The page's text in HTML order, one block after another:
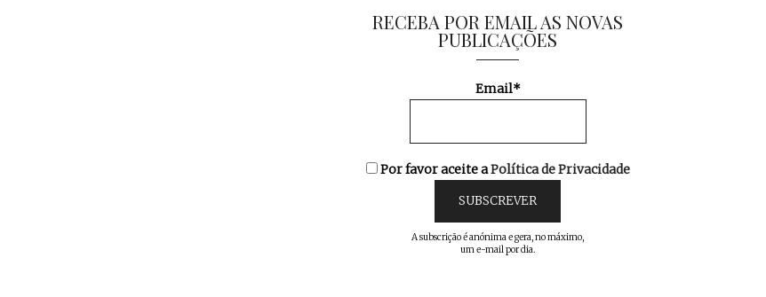
RECEBA POR EMAIL AS NOVAS
PUBLICAÇÕES
Email*
Por favor aceite aPolítica de Privacidade
A subscrição é anónima e gera, no máximo,
um e-mail por dia.